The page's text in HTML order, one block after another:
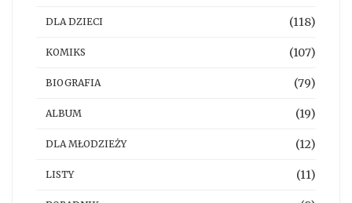
DLA DZIECI (118)
KOMIKS (107)
BIOGRAFIA (79)
ALBUM (19)
DLA MŁODZIEŻY (12)
LISTY (11)